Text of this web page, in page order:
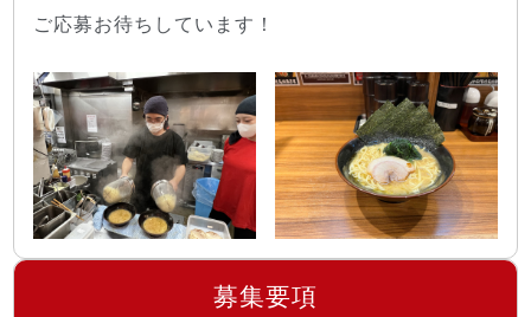
ご応募お待ちしています！
募集要項